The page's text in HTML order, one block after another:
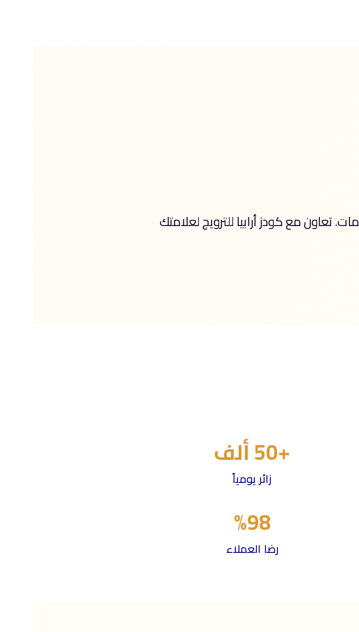
مع كودز أرابيا للترويج لعلامتك
+50 ألف
زائر يومياً
%98
رضا العملاء